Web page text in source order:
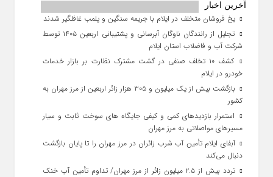
آخرین اخبار
یخ‌ فروشان متخلف در ایلام با جریمه سنگین و پلمب غافلگیر شدند
تجلیل از رانندگان ناوگان آبرسانی و پشتیبانی اربعین ۱۴۰۵ توسط
شرکت آب و فاضلاب استان ایلام
کشف ۱۰ تخلف صنفی در گشت مشترک نظارت بر بازار خدمات
خودرو در ایلام
بازگشت بیش از یک میلیون و ۳۰۵ هزار زائر اربعین از مرز مهران به
کشور
استمرار بازدیدهای کمی و کیفی جایگاه‌ های سوخت ثابت و سیار
مسیرهای مواصلاتی به مرز مهران
آبفای ایلام تأمین آب شرب زائران در مرز مهران را تا پایان بازگشت
دنبال می‌کند
تردد بیش از ۲.۵ میلیون زائر از مرز مهران/ تداوم تأمین آب خنک